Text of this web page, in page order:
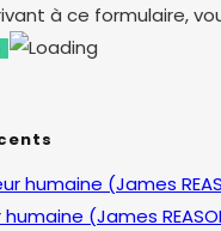
à ce formulaire,
humaine (James